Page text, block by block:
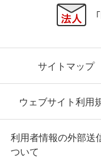
サイトマップ
ウェブサイト利用
利用者情報の外部送
ついて